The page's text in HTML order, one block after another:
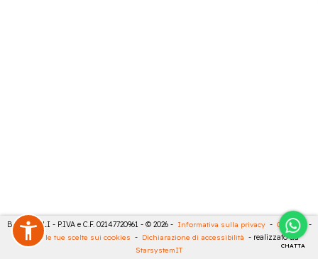
CHATTA
BARTESELLI - P.IVA e C.F. 02147720961 - © 2026 - Informativa sulla privacy - Cookies
-
Rivedi le tue scelte sui cookies - Dichiarazione di accessibilità - realizzato da
StarsystemIT